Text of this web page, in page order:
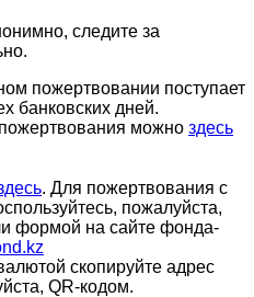
следите за
пожертвовании поступает
банковских дней.
можно здесь
. Для пожертвования с
пожалуйста,
формой на сайте фонда-
скопируйте адрес
QR-кодом.